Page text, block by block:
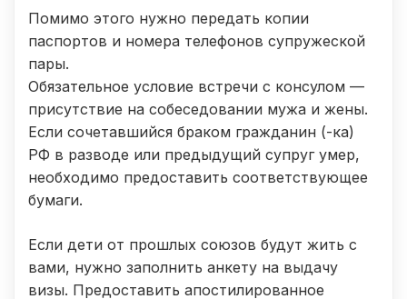
Помимо этого нужно передать копии
паспортов и номера телефонов супружеской
пары.
Обязательное условие встречи с консулом —
присутствие на собеседовании мужа и жены.
Если сочетавшийся браком гражданин (-ка)
РФ в разводе или предыдущий супруг умер,
необходимо предоставить соответствующее
бумаги.
Если дети от прошлых союзов будут жить с
вами, нужно заполнить анкету на выдачу
визы. Предоставить апостилированное